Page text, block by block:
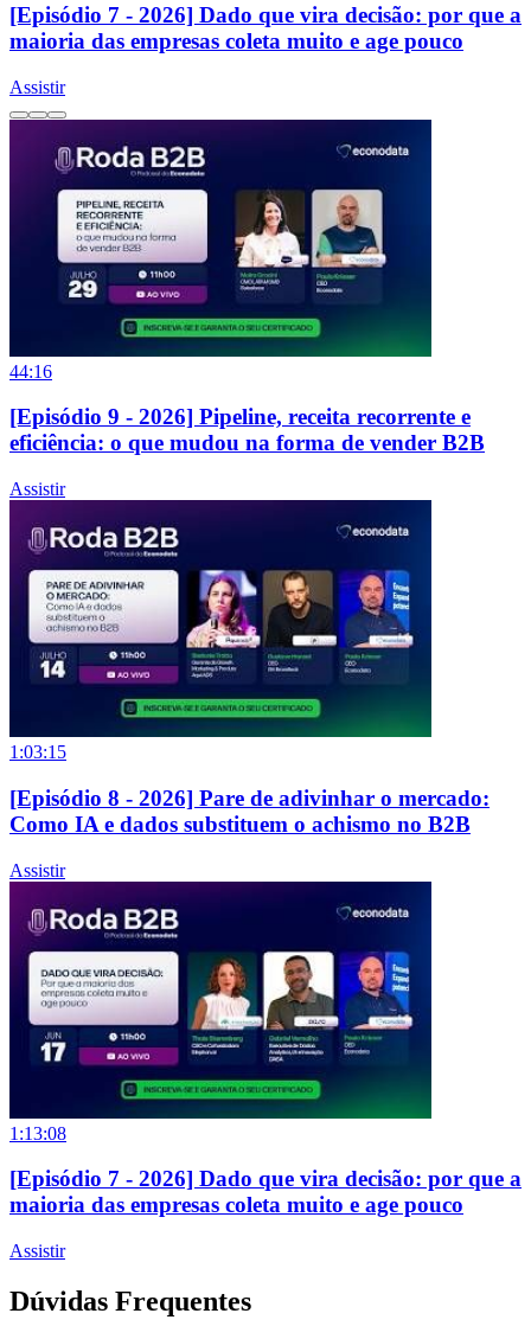
[Episódio 7 - 2026] Dado que vira decisão: por que a
maioria das empresas coleta muito e age pouco
Assistir
44:16
[Episódio 9 - 2026] Pipeline, receita recorrente e
eficiência: o que mudou na forma de vender B2B
Assistir
1:03:15
[Episódio 8 - 2026] Pare de adivinhar o mercado:
Como IA e dados substituem o achismo no B2B
Assistir
1:13:08
[Episódio 7 - 2026] Dado que vira decisão: por que a
maioria das empresas coleta muito e age pouco
Assistir
Dúvidas Frequentes